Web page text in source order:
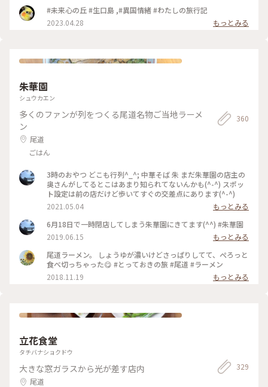
✨ モニュメントにはそれぞれタイトルとテーマがあり、形や方
角などは仏教護法の十二天にちなんでいるそうです。 外へ出る
とレモンの島らしく、ポストもレモン色でした💛 #私のことり
#未来心の丘 #生口島 ,#異国情緒 #わたしの旅行記
2023.04.28
もっとみる
朱華園
シュウカエン
多くのファンが列をつくる尾道名物ご当地ラーメ
ン
尾道
ごはん
360
3時のおやつ どこも行列^_^; 中華そば 朱 まだ朱華園の店主の
奥さんがしてるとこはあまり知られてないんかも(^-^) スポッ
ト設定は前の店だけど歩いてすぐの交差点にあります(^-^)
2021.05.04
もっとみる
6月18日で一時閉店してしまう朱華園にきてます(^^) #朱華園
2019.06.15
もっとみる
尾道ラーメン。 しょうゆが濃いけどさっぱりしてて、ぺろっと
食べ切っちゃった😋 #とっておきの旅 #尾道 #ラーメン
2018.11.19
もっとみる
立花食堂
タチバナショクドウ
大きな窓ガラスから光が差す店内
尾道
329